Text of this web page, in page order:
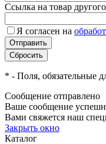
Ссылка на товар
Я согласен на
* - Поля, обязательные
Сообщение отправлено
Ваше сообщение
Вами свяжется наш
Закрыть окно
Каталог